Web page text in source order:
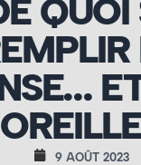
QUOI
9 AOÛT 2023